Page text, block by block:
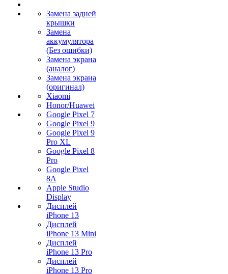
Замена задней
крышки
Замена
аккумулятора
(Без ошибки)
Замена экрана
(аналог)
Замена экрана
(оригинал)
Xiaomi
Honor/Huawei
Google Pixel 7
Google Pixel 9
Google Pixel 9
Pro XL
Google Pixel 8
Pro
Google Pixel
8A
Apple Studio
Display
Дисплей
iPhone 13
Дисплей
iPhone 13 Mini
Дисплей
iPhone 13 Pro
Дисплей
iPhone 13 Pro